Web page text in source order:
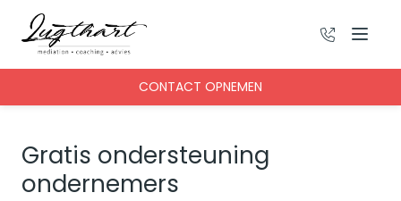
Menu
026 - 22
CONTACT OPNEMEN
Gratis ondersteuning
ondernemers